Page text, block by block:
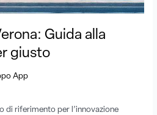
Guida alla
giusto
App
di riferimento per l’innovazione